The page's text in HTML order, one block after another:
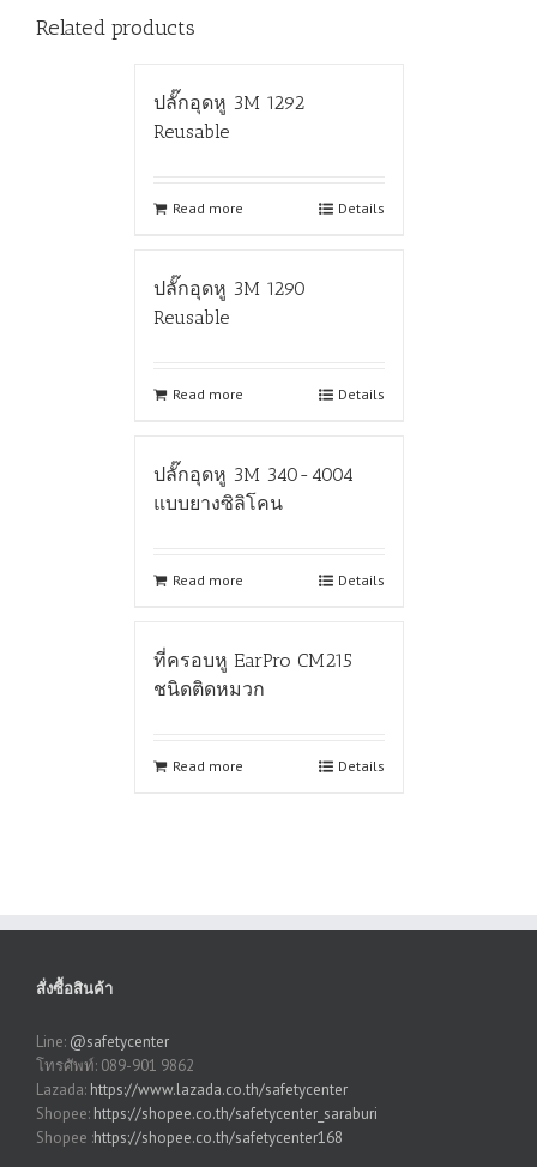
Related products
ปลั๊กอุดหู 3M 1292
Reusable
Read more Details
ปลั๊กอุดหู 3M 1290
Reusable
Read more Details
ปลั๊กอุดหู 3M 340-4004
แบบยางซิลิโคน
Read more Details
ที่ครอบหู EarPro CM215
ชนิดติดหมวก
Read more Details
สั่งซื้อสินค้า
Line: @safetycenter
โทรศัพท์: 089-901 9862
Lazada: https://www.lazada.co.th/safetycenter
Shopee: https://shopee.co.th/safetycenter_saraburi
Shopee :https://shopee.co.th/safetycenter168